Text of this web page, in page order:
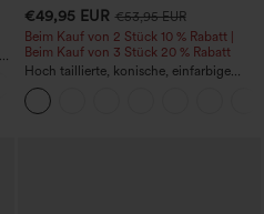
€49,95 EUR €53,95 EUR
Beim Kauf von 2 Stück 10 % Rabatt |
Beim Kauf von 3 Stück 20 % Rabatt
Hoch taillierte, konische, einfarbige
Anzughose mit Seitentaschen